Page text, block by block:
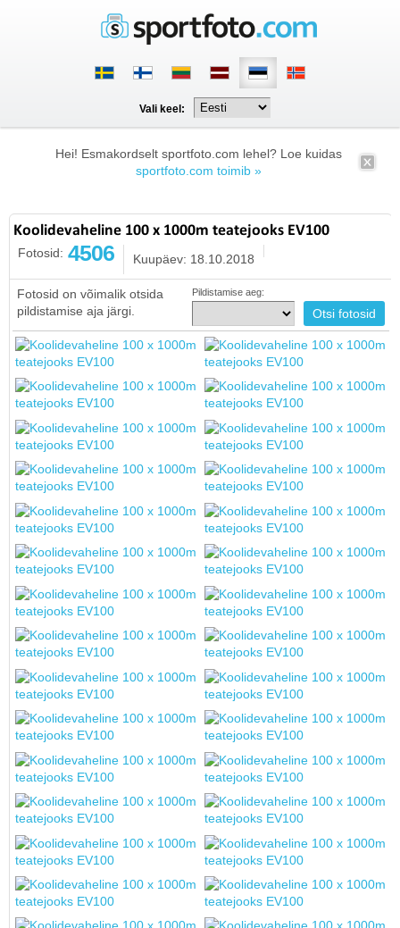
Vali keel:
Hei! Esmakordselt sportfoto.com lehel? Loe kuidas
sportfoto.com toimib »
Koolidevaheline 100 x 1000m teatejooks EV100
Fotosid: 4506 Kuupäev: 18.10.2018
Fotosid on võimalik otsida
pildistamise aja järgi.
Pildistamise aeg: